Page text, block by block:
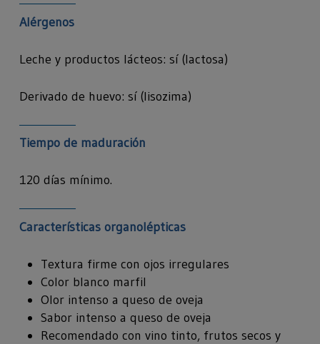
Alérgenos
Leche y productos lácteos: sí (lactosa)
Derivado de huevo: sí (lisozima)
Tiempo de maduración
120 días mínimo.
Características organolépticas
Textura firme con ojos irregulares
Color blanco marfil
Olor intenso a queso de oveja
Sabor intenso a queso de oveja
Recomendado con vino tinto, frutos secos y